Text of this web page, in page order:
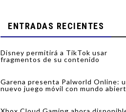
ENTRADAS RECIENTES
Disney permitirá a TikTok usar
fragmentos de su contenido
Garena presenta Palworld Online:
nuevo juego móvil con mundo